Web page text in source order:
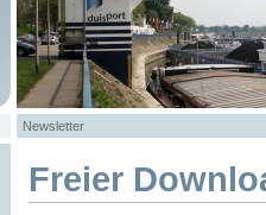
Newsletter
Freier